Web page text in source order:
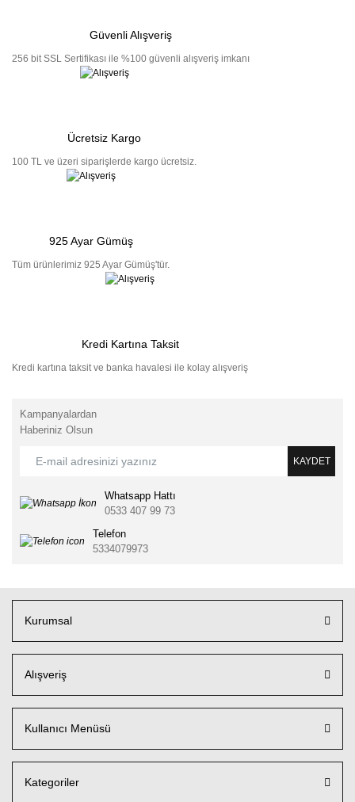
Güvenli Alışveriş
256 bit SSL Sertifikası ile %100 güvenli alışveriş imkanı
Ücretsiz Kargo
100 TL ve üzeri siparişlerde kargo ücretsiz.
925 Ayar Gümüş
Tüm ürünlerimiz 925 Ayar Gümüş'tür.
Kredi Kartına Taksit
Kredi kartına taksit ve banka havalesi ile kolay alışveriş
Kampanyalardan
Haberiniz Olsun
KAYDET
Whatsapp Hattı
0533 407 99 73
Telefon
5334079973
Kurumsal
Alışveriş
Kullanıcı Menüsü
Kategoriler